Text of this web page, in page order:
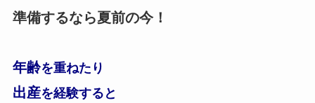
準備するなら夏前の今！
年齢を重ねたり
出産を経験すると